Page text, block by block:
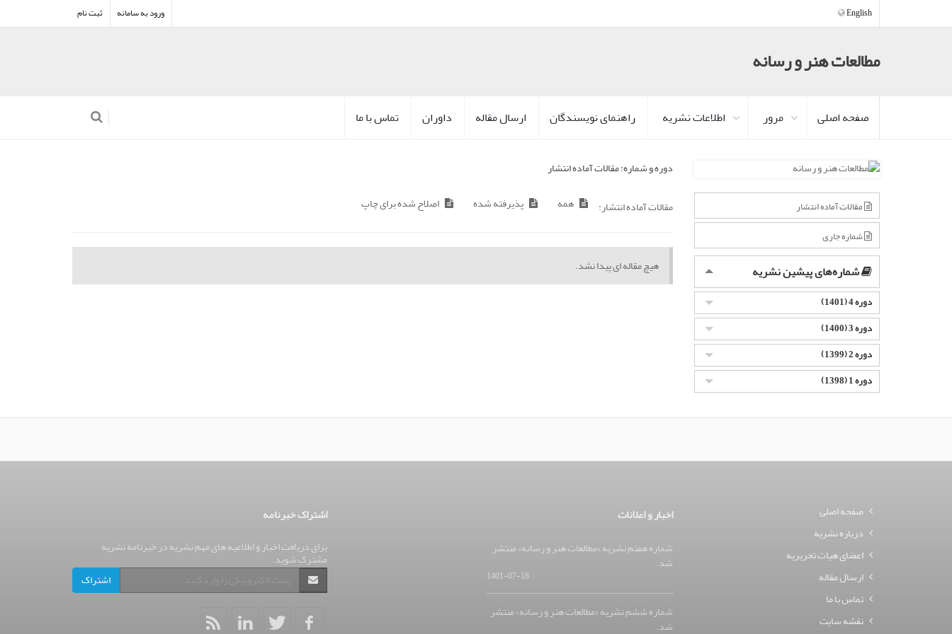
ورود به سامانه ثبت نام English
مطالعات هنر و رسانه
صفحه اصلی مرور اطلاعات نشریه راهنمای نویسندگان ارسال مقاله داوران تماس با ما
دوره و شماره:مقالات آماده انتشار
مقالات آماده انتشار: همه پذیرفته شده اصلاح شده برای چاپ
هیچ مقاله ای پیدا نشد.
مقالات آماده انتشار
شماره جاری
شماره‌های پیشین نشریه
دوره 4 (1401)
دوره 3 (1400)
دوره 2 (1399)
دوره 1 (1398)
صفحه اصلی
درباره نشریه
اعضای هیات تحریریه
ارسال مقاله
تماس با ما
نقشه سایت
اخبار و اعلانات
شماره هفتم نشریه «مطالعات هنر و رسانه» منتشر
شد.
1401-07-18
شماره ششم نشریه «مطالعات هنر و رسانه» منتشر
شد.
اشتراک خبرنامه
برای دریافت اخبار و اطلاعیه های مهم نشریه در خبرنامه نشریه
مشترک شوید.
اشتراک